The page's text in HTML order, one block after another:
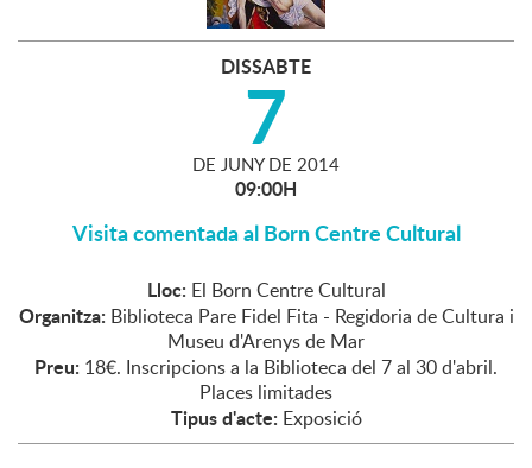
DISSABTE
7
DE JUNY DE 2014
09:00H
Visita comentada al Born Centre Cultural
Lloc: El Born Centre Cultural
Organitza: Biblioteca Pare Fidel Fita - Regidoria de Cultura i
Museu d'Arenys de Mar
Preu: 18€. Inscripcions a la Biblioteca del 7 al 30 d'abril.
Places limitades
Tipus d'acte: Exposició